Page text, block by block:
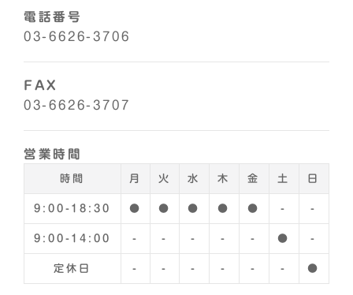
電話番号
03-6626-3706
FAX
03-6626-3707
営業時間
時間 月 火 水 木 金 土 日
9:00-18:30 ● ● ● ● ● - -
9:00-14:00 - - - - - ● -
定休日 - - - - - - ●